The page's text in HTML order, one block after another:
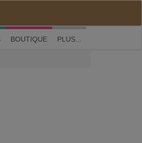
| ? Visite guidée
BOUTIQUE PLUS...